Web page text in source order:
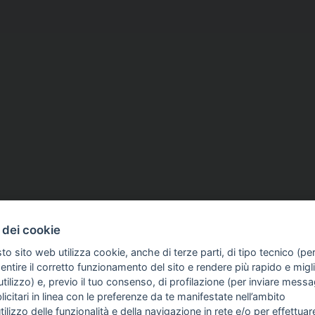
GUIDA AGLI ACQUISTI
PROCEDURA DI ACQUISTO
dei cookie
sito web utilizza cookie, anche di terze parti, di tipo tecnico (per
il corretto funzionamento del sito e rendere più rapido e
e, previo il tuo consenso, di profilazione (per inviare
in linea con le preferenze da te manifestate nell’ambito
delle funzionalità e della navigazione in rete e/o per